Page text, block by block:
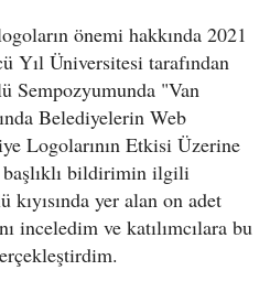
önemi hakkında 2021
Yıl Üniversitesi tarafından
Sempozyumunda "Van
Belediyelerin Web
Logolarının Etkisi Üzerine
bildirimin ilgili
yer alan on adet
inceledim ve katılımcılara bu